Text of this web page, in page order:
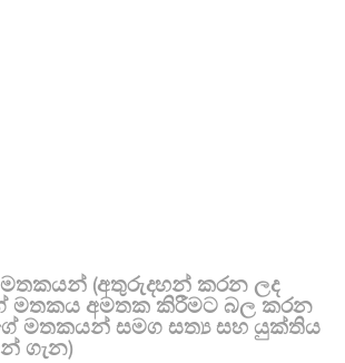
(අතුරුදහන් කරන ලද
මතකය අමතක කිරීමට බල කරන
මතකයන් සමග සත්‍ය සහ යුක්තිය
ගැන)